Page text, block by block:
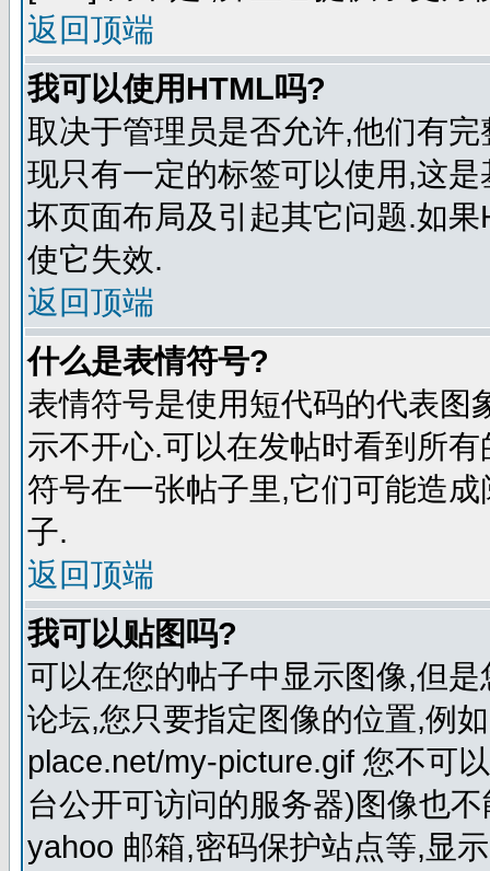
返回顶端
我可以使用HTML吗?
取决于管理员是否允许,他们有
现只有一定的标签可以使用,这
坏页面布局及引起其它问题.如
使它失效.
返回顶端
什么是表情符号?
表情符号是使用短代码的代表图
示不开心.可以在发帖时看到所
符号在一张帖子里,它们可能造
子.
返回顶端
我可以贴图吗?
可以在您的帖子中显示图像,但
论坛,您只要指定图像的位置,例
place.net/my-picture.gif 您不可
台公开可访问的服务器)图像也
yahoo 邮箱,密码保护站点等,显